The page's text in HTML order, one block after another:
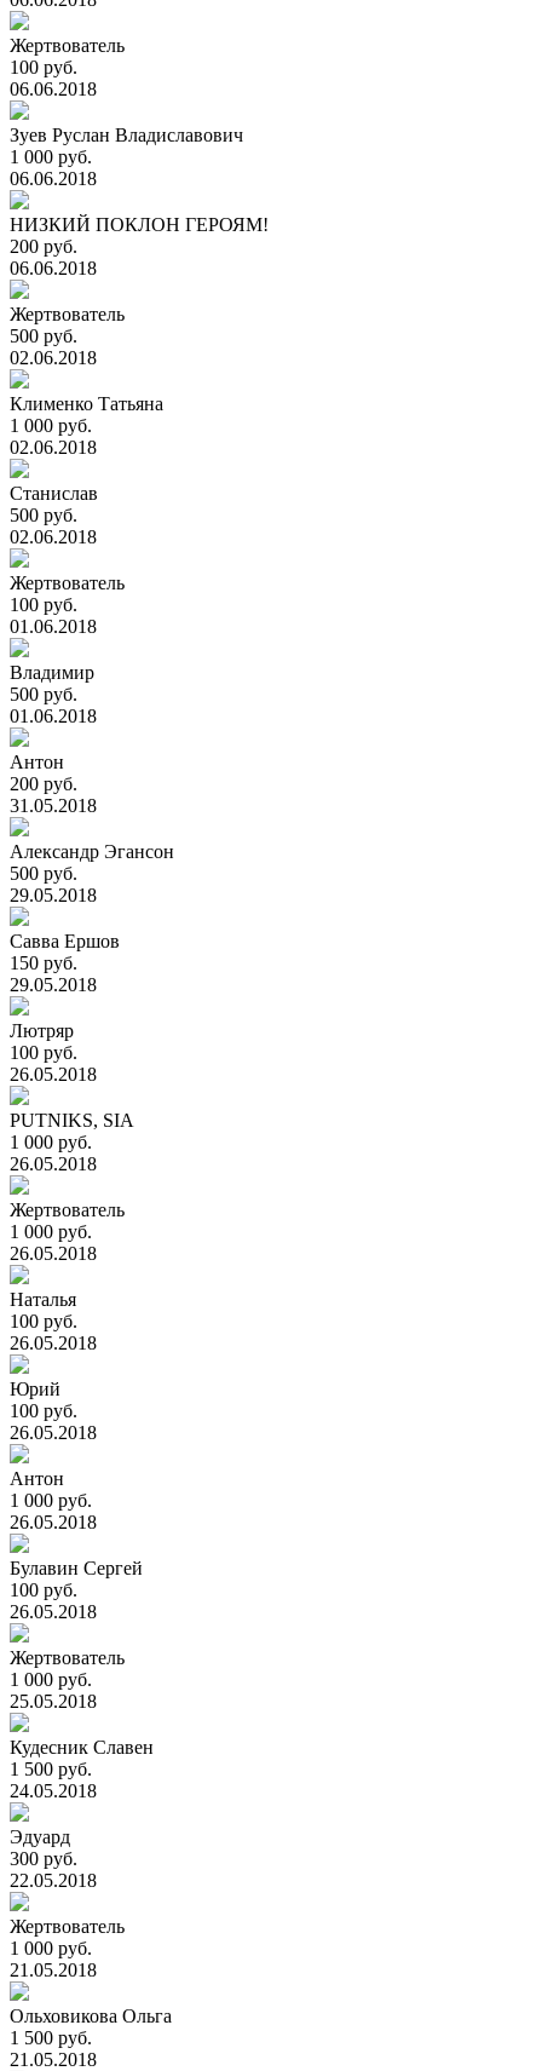
Жертвователь
100 руб.
06.06.2018
Зуев Руслан Владиславович
1 000 руб.
06.06.2018
НИЗКИЙ ПОКЛОН ГЕРОЯМ!
200 руб.
06.06.2018
Жертвователь
500 руб.
02.06.2018
Клименко Татьяна
1 000 руб.
02.06.2018
Станислав
500 руб.
02.06.2018
Жертвователь
100 руб.
01.06.2018
Владимир
500 руб.
01.06.2018
Антон
200 руб.
31.05.2018
Александр Эгансон
500 руб.
29.05.2018
Савва Ершов
150 руб.
29.05.2018
Лютряр
100 руб.
26.05.2018
PUTNIKS, SIA
1 000 руб.
26.05.2018
Жертвователь
1 000 руб.
26.05.2018
Наталья
100 руб.
26.05.2018
Юрий
100 руб.
26.05.2018
Антон
1 000 руб.
26.05.2018
Булавин Сергей
100 руб.
26.05.2018
Жертвователь
1 000 руб.
25.05.2018
Кудесник Славен
1 500 руб.
24.05.2018
Эдуард
300 руб.
22.05.2018
Жертвователь
1 000 руб.
21.05.2018
Ольховикова Ольга
1 500 руб.
21.05.2018